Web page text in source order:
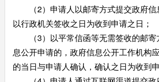
（2）申请人以邮寄方式提交政府信
以行政机关签收之日为收到申请之日；
（3）以平常信函等无需签收的邮寄
息公开申请的，政府信息公开工作机构
的当日与申请人确认，确认之日为收到